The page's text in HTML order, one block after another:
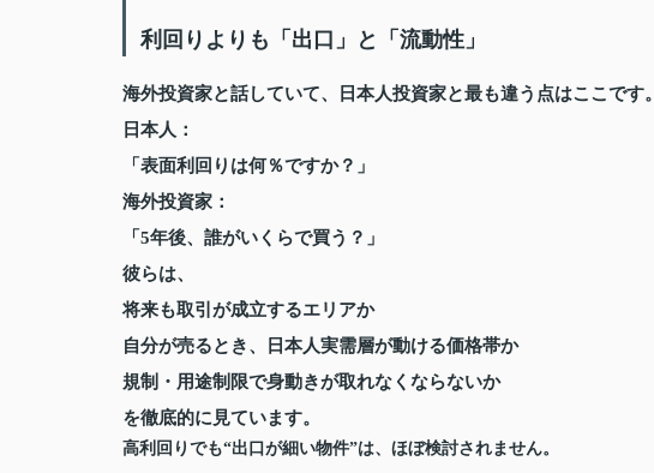
利回りよりも「出口」と「流動性」
海外投資家と話していて、日本人投資家と最も違う点はここです。
日本人：
「表面利回りは何％ですか？」
海外投資家：
「5年後、誰がいくらで買う？」
彼らは、
将来も取引が成立するエリアか
自分が売るとき、日本人実需層が動ける価格帯か
規制・用途制限で身動きが取れなくならないか
を徹底的に見ています。
高利回りでも“出口が細い物件”は、ほぼ検討されません。